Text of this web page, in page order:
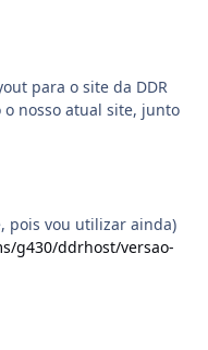
para o site da DDR
o nosso atual site, junto
pois vou utilizar ainda)
g430/ddrhost/versao-